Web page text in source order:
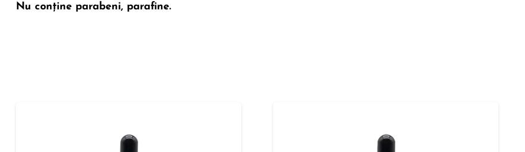
Nu conține parabeni, parafine.